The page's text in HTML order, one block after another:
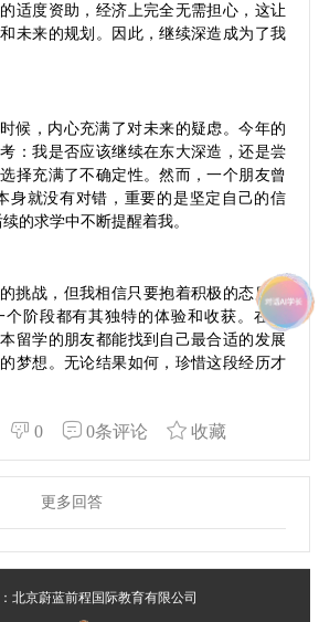
适度资助，经济上完全无需担心，这让
未来的规划。因此，继续深造成为了我
候，内心充满了对未来的疑虑。今年的
：我是否应该继续在东大深造，还是尝
择充满了不确定性。然而，一个朋友曾
身就没有对错，重要的是坚定自己的信
的求学中不断提醒着我。
挑战，但我相信只要抱着积极的态度，
阶段都有其独特的体验和收获。在这
留学的朋友都能找到自己最合适的发展
梦想。无论结果如何，珍惜这段经历才
0 0条评论 收藏
更多回答
北京蔚蓝前程国际教育有限公司